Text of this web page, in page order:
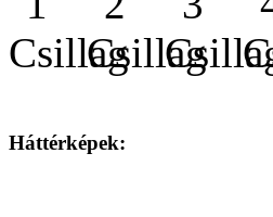
Háttérképek: